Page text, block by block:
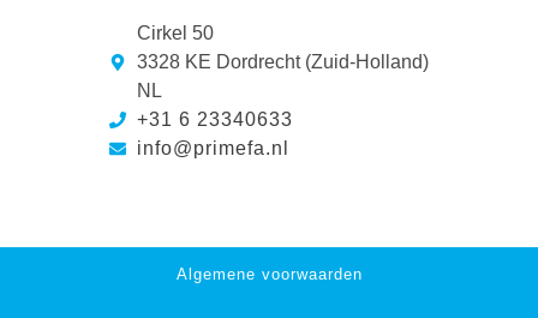
Cirkel 50
3328 KE Dordrecht (Zuid-Holland)
NL
+31 6 23340633
info@primefa.nl
Algemene voorwaarden